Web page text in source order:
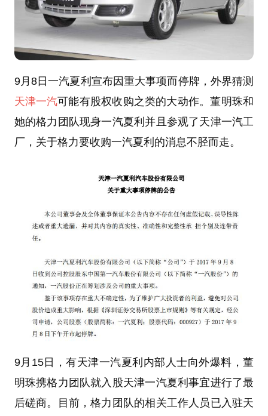
9月8日一汽夏利宣布因重大事项而停牌，外界猜测
天津一汽可能有股权收购之类的大动作。董明珠和
她的格力团队现身一汽夏利并且参观了天津一汽工
厂，关于格力要收购一汽夏利的消息不胫而走。
9月15日，有天津一汽夏利内部人士向外爆料，董
明珠携格力团队就入股天津一汽夏利事宜进行了最
后磋商。目前，格力团队的相关工作人员已入驻天